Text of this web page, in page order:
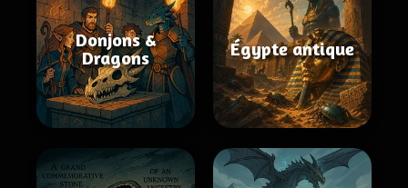
Donjons &
Dragons
Égypte antique